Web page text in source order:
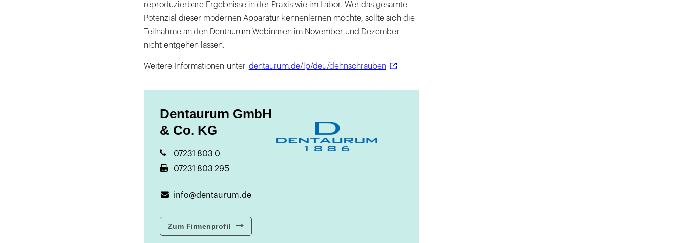
reproduzierbare Ergebnisse in der Praxis wie im Labor. Wer das gesamte
Potenzial dieser modernen Apparatur kennenlernen möchte, sollte sich die
Teilnahme an den Dentaurum-Webinaren im November und Dezember
nicht entgehen lassen.
Weitere Informationen unter dentaurum.de/lp/deu/dehnschrauben
Dentaurum GmbH
& Co. KG
07231 803 0
07231 803 295
info@dentaurum.de
Zum Firmenprofil